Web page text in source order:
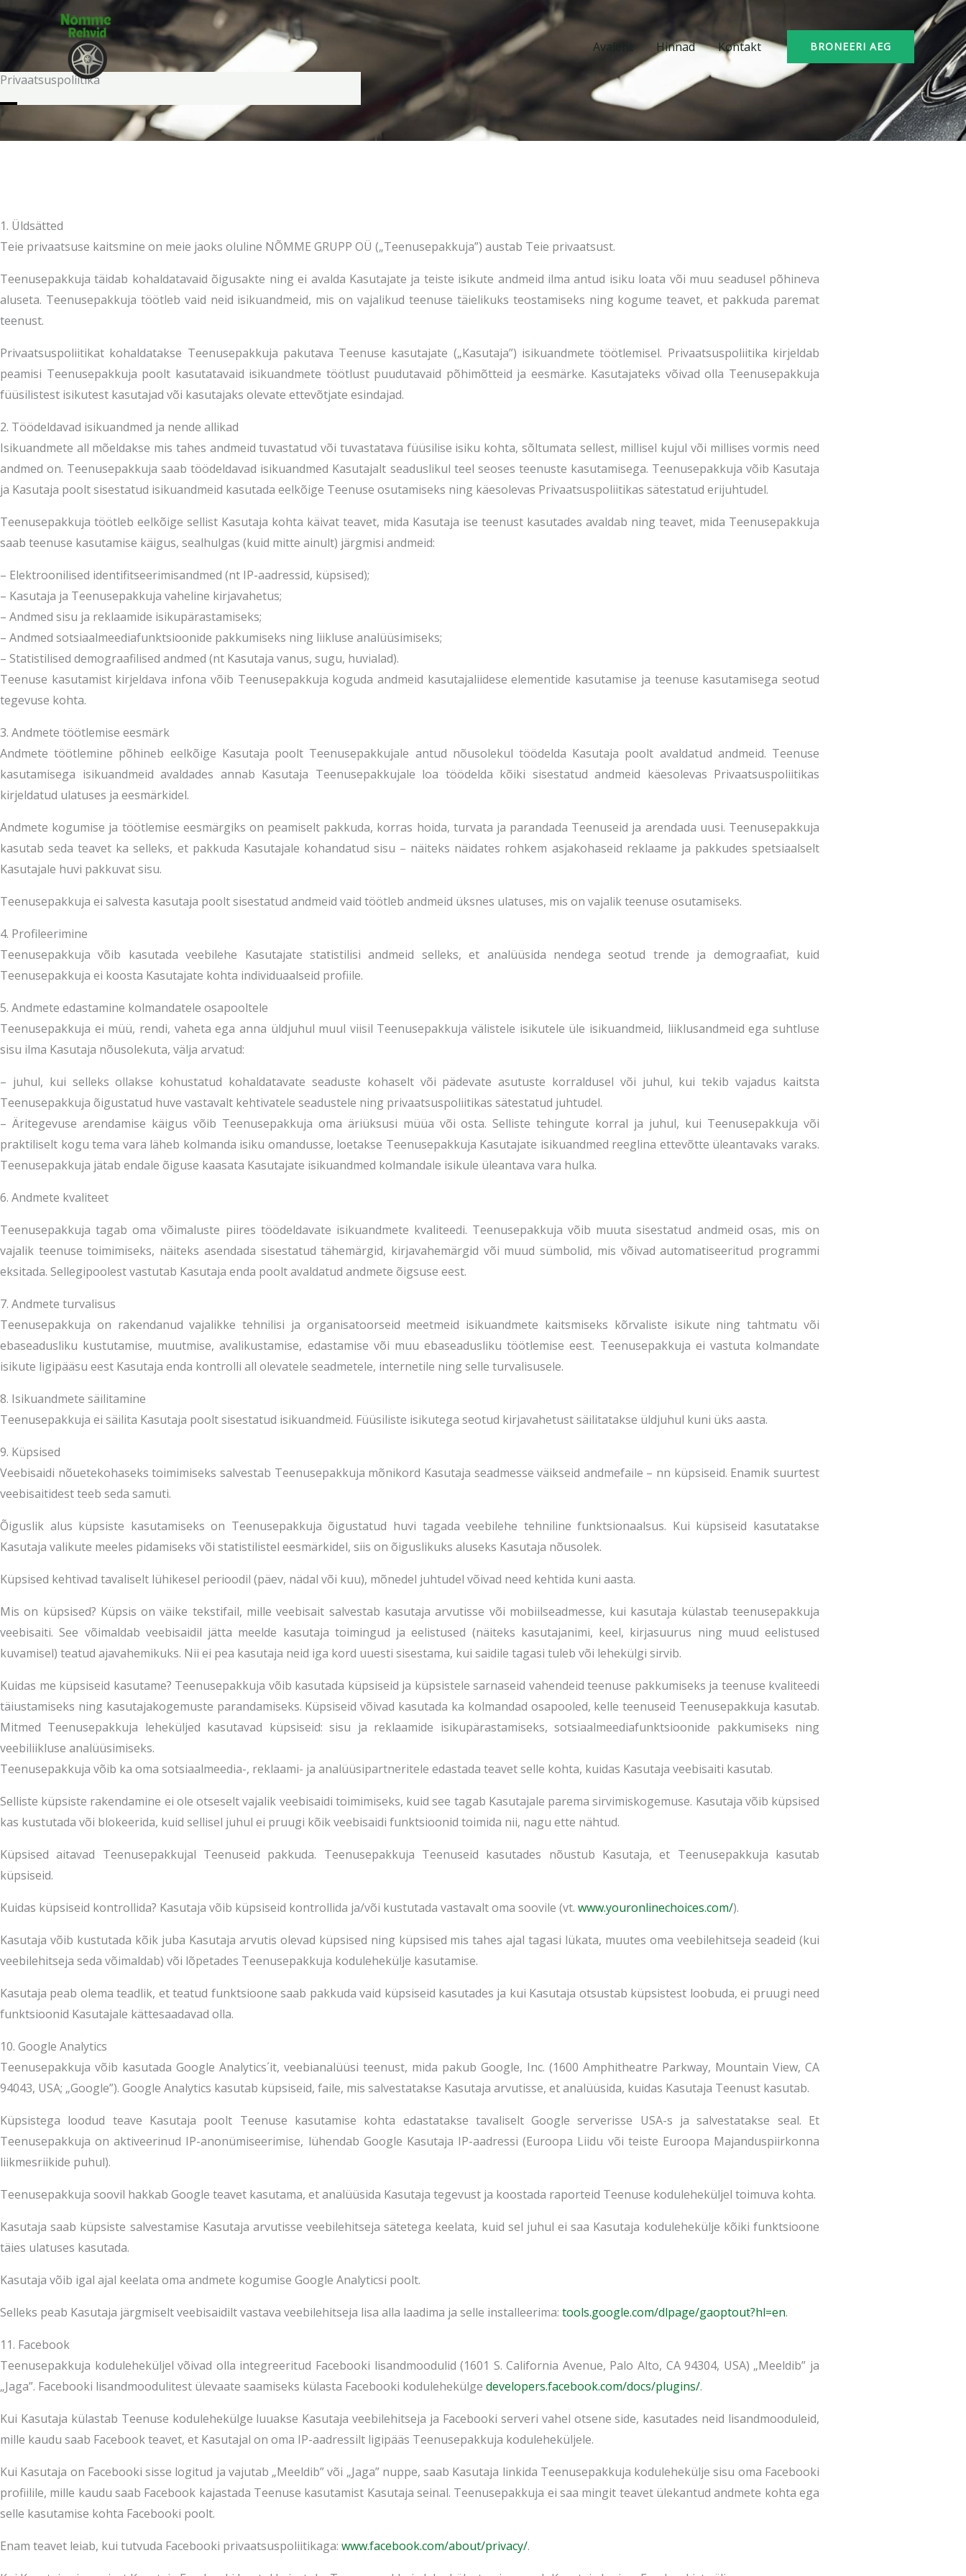
Skip
to
content
Avaleht Hinnad Kontakt BRONEERI AEG
Privaatsuspoliitika
1. Üldsätted
Teie privaatsuse kaitsmine on meie jaoks oluline NÕMME GRUPP OÜ („Teenusepakkuja”) austab Teie privaatsust.
Teenusepakkuja täidab kohaldatavaid õigusakte ning ei avalda Kasutajate ja teiste isikute andmeid ilma antud isiku loata või muu seadusel põhineva
aluseta. Teenusepakkuja töötleb vaid neid isikuandmeid, mis on vajalikud teenuse täielikuks teostamiseks ning kogume teavet, et pakkuda paremat
teenust.
Privaatsuspoliitikat kohaldatakse Teenusepakkuja pakutava Teenuse kasutajate („Kasutaja”) isikuandmete töötlemisel. Privaatsuspoliitika kirjeldab
peamisi Teenusepakkuja poolt kasutatavaid isikuandmete töötlust puudutavaid põhimõtteid ja eesmärke. Kasutajateks võivad olla Teenusepakkuja
füüsilistest isikutest kasutajad või kasutajaks olevate ettevõtjate esindajad.
2. Töödeldavad isikuandmed ja nende allikad
Isikuandmete all mõeldakse mis tahes andmeid tuvastatud või tuvastatava füüsilise isiku kohta, sõltumata sellest, millisel kujul või millises vormis need
andmed on. Teenusepakkuja saab töödeldavad isikuandmed Kasutajalt seaduslikul teel seoses teenuste kasutamisega. Teenusepakkuja võib Kasutaja
ja Kasutaja poolt sisestatud isikuandmeid kasutada eelkõige Teenuse osutamiseks ning käesolevas Privaatsuspoliitikas sätestatud erijuhtudel.
Teenusepakkuja töötleb eelkõige sellist Kasutaja kohta käivat teavet, mida Kasutaja ise teenust kasutades avaldab ning teavet, mida Teenusepakkuja
saab teenuse kasutamise käigus, sealhulgas (kuid mitte ainult) järgmisi andmeid:
– Elektroonilised identifitseerimisandmed (nt IP-aadressid, küpsised);
– Kasutaja ja Teenusepakkuja vaheline kirjavahetus;
– Andmed sisu ja reklaamide isikupärastamiseks;
– Andmed sotsiaalmeediafunktsioonide pakkumiseks ning liikluse analüüsimiseks;
– Statistilised demograafilised andmed (nt Kasutaja vanus, sugu, huvialad).
Teenuse kasutamist kirjeldava infona võib Teenusepakkuja koguda andmeid kasutajaliidese elementide kasutamise ja teenuse kasutamisega seotud
tegevuse kohta.
3. Andmete töötlemise eesmärk
Andmete töötlemine põhineb eelkõige Kasutaja poolt Teenusepakkujale antud nõusolekul töödelda Kasutaja poolt avaldatud andmeid. Teenuse
kasutamisega isikuandmeid avaldades annab Kasutaja Teenusepakkujale loa töödelda kõiki sisestatud andmeid käesolevas Privaatsuspoliitikas
kirjeldatud ulatuses ja eesmärkidel.
Andmete kogumise ja töötlemise eesmärgiks on peamiselt pakkuda, korras hoida, turvata ja parandada Teenuseid ja arendada uusi. Teenusepakkuja
kasutab seda teavet ka selleks, et pakkuda Kasutajale kohandatud sisu – näiteks näidates rohkem asjakohaseid reklaame ja pakkudes spetsiaalselt
Kasutajale huvi pakkuvat sisu.
Teenusepakkuja ei salvesta kasutaja poolt sisestatud andmeid vaid töötleb andmeid üksnes ulatuses, mis on vajalik teenuse osutamiseks.
4. Profileerimine
Teenusepakkuja võib kasutada veebilehe Kasutajate statistilisi andmeid selleks, et analüüsida nendega seotud trende ja demograafiat, kuid
Teenusepakkuja ei koosta Kasutajate kohta individuaalseid profiile.
5. Andmete edastamine kolmandatele osapooltele
Teenusepakkuja ei müü, rendi, vaheta ega anna üldjuhul muul viisil Teenusepakkuja välistele isikutele üle isikuandmeid, liiklusandmeid ega suhtluse
sisu ilma Kasutaja nõusolekuta, välja arvatud:
– juhul, kui selleks ollakse kohustatud kohaldatavate seaduste kohaselt või pädevate asutuste korraldusel või juhul, kui tekib vajadus kaitsta
Teenusepakkuja õigustatud huve vastavalt kehtivatele seadustele ning privaatsuspoliitikas sätestatud juhtudel.
– Äritegevuse arendamise käigus võib Teenusepakkuja oma äriüksusi müüa või osta. Selliste tehingute korral ja juhul, kui Teenusepakkuja või
praktiliselt kogu tema vara läheb kolmanda isiku omandusse, loetakse Teenusepakkuja Kasutajate isikuandmed reeglina ettevõtte üleantavaks varaks.
Teenusepakkuja jätab endale õiguse kaasata Kasutajate isikuandmed kolmandale isikule üleantava vara hulka.
6. Andmete kvaliteet
Teenusepakkuja tagab oma võimaluste piires töödeldavate isikuandmete kvaliteedi. Teenusepakkuja võib muuta sisestatud andmeid osas, mis on
vajalik teenuse toimimiseks, näiteks asendada sisestatud tähemärgid, kirjavahemärgid või muud sümbolid, mis võivad automatiseeritud programmi
eksitada. Sellegipoolest vastutab Kasutaja enda poolt avaldatud andmete õigsuse eest.
7. Andmete turvalisus
Teenusepakkuja on rakendanud vajalikke tehnilisi ja organisatoorseid meetmeid isikuandmete kaitsmiseks kõrvaliste isikute ning tahtmatu või
ebaseadusliku kustutamise, muutmise, avalikustamise, edastamise või muu ebaseadusliku töötlemise eest. Teenusepakkuja ei vastuta kolmandate
isikute ligipääsu eest Kasutaja enda kontrolli all olevatele seadmetele, internetile ning selle turvalisusele.
8. Isikuandmete säilitamine
Teenusepakkuja ei säilita Kasutaja poolt sisestatud isikuandmeid. Füüsiliste isikutega seotud kirjavahetust säilitatakse üldjuhul kuni üks aasta.
9. Küpsised
Veebisaidi nõuetekohaseks toimimiseks salvestab Teenusepakkuja mõnikord Kasutaja seadmesse väikseid andmefaile – nn küpsiseid. Enamik suurtest
veebisaitidest teeb seda samuti.
Õiguslik alus küpsiste kasutamiseks on Teenusepakkuja õigustatud huvi tagada veebilehe tehniline funktsionaalsus. Kui küpsiseid kasutatakse
Kasutaja valikute meeles pidamiseks või statistilistel eesmärkidel, siis on õiguslikuks aluseks Kasutaja nõusolek.
Küpsised kehtivad tavaliselt lühikesel perioodil (päev, nädal või kuu), mõnedel juhtudel võivad need kehtida kuni aasta.
Mis on küpsised? Küpsis on väike tekstifail, mille veebisait salvestab kasutaja arvutisse või mobiilseadmesse, kui kasutaja külastab teenusepakkuja
veebisaiti. See võimaldab veebisaidil jätta meelde kasutaja toimingud ja eelistused (näiteks kasutajanimi, keel, kirjasuurus ning muud eelistused
kuvamisel) teatud ajavahemikuks. Nii ei pea kasutaja neid iga kord uuesti sisestama, kui saidile tagasi tuleb või lehekülgi sirvib.
Kuidas me küpsiseid kasutame? Teenusepakkuja võib kasutada küpsiseid ja küpsistele sarnaseid vahendeid teenuse pakkumiseks ja teenuse kvaliteedi
täiustamiseks ning kasutajakogemuste parandamiseks. Küpsiseid võivad kasutada ka kolmandad osapooled, kelle teenuseid Teenusepakkuja kasutab.
Mitmed Teenusepakkuja leheküljed kasutavad küpsiseid: sisu ja reklaamide isikupärastamiseks, sotsiaalmeediafunktsioonide pakkumiseks ning
veebiliikluse analüüsimiseks.
Teenusepakkuja võib ka oma sotsiaalmeedia-, reklaami- ja analüüsipartneritele edastada teavet selle kohta, kuidas Kasutaja veebisaiti kasutab.
Selliste küpsiste rakendamine ei ole otseselt vajalik veebisaidi toimimiseks, kuid see tagab Kasutajale parema sirvimiskogemuse. Kasutaja võib küpsised
kas kustutada või blokeerida, kuid sellisel juhul ei pruugi kõik veebisaidi funktsioonid toimida nii, nagu ette nähtud.
Küpsised aitavad Teenusepakkujal Teenuseid pakkuda. Teenusepakkuja Teenuseid kasutades nõustub Kasutaja, et Teenusepakkuja kasutab
küpsiseid.
Kuidas küpsiseid kontrollida? Kasutaja võib küpsiseid kontrollida ja/või kustutada vastavalt oma soovile (vt. www.youronlinechoices.com/).
Kasutaja võib kustutada kõik juba Kasutaja arvutis olevad küpsised ning küpsised mis tahes ajal tagasi lükata, muutes oma veebilehitseja seadeid (kui
veebilehitseja seda võimaldab) või lõpetades Teenusepakkuja kodulehekülje kasutamise.
Kasutaja peab olema teadlik, et teatud funktsioone saab pakkuda vaid küpsiseid kasutades ja kui Kasutaja otsustab küpsistest loobuda, ei pruugi need
funktsioonid Kasutajale kättesaadavad olla.
10. Google Analytics
Teenusepakkuja võib kasutada Google Analytics´it, veebianalüüsi teenust, mida pakub Google, Inc. (1600 Amphitheatre Parkway, Mountain View, CA
94043, USA; „Google”). Google Analytics kasutab küpsiseid, faile, mis salvestatakse Kasutaja arvutisse, et analüüsida, kuidas Kasutaja Teenust kasutab.
Küpsistega loodud teave Kasutaja poolt Teenuse kasutamise kohta edastatakse tavaliselt Google serverisse USA-s ja salvestatakse seal. Et
Teenusepakkuja on aktiveerinud IP-anonümiseerimise, lühendab Google Kasutaja IP-aadressi (Euroopa Liidu või teiste Euroopa Majanduspiirkonna
liikmesriikide puhul).
Teenusepakkuja soovil hakkab Google teavet kasutama, et analüüsida Kasutaja tegevust ja koostada raporteid Teenuse koduleheküljel toimuva kohta.
Kasutaja saab küpsiste salvestamise Kasutaja arvutisse veebilehitseja sätetega keelata, kuid sel juhul ei saa Kasutaja kodulehekülje kõiki funktsioone
täies ulatuses kasutada.
Kasutaja võib igal ajal keelata oma andmete kogumise Google Analyticsi poolt.
Selleks peab Kasutaja järgmiselt veebisaidilt vastava veebilehitseja lisa alla laadima ja selle installeerima: tools.google.com/dlpage/gaoptout?hl=en.
11. Facebook
Teenusepakkuja koduleheküljel võivad olla integreeritud Facebooki lisandmoodulid (1601 S. California Avenue, Palo Alto, CA 94304, USA) „Meeldib” ja
„Jaga”. Facebooki lisandmoodulitest ülevaate saamiseks külasta Facebooki kodulehekülge developers.facebook.com/docs/plugins/.
Kui Kasutaja külastab Teenuse kodulehekülge luuakse Kasutaja veebilehitseja ja Facebooki serveri vahel otsene side, kasutades neid lisandmooduleid,
mille kaudu saab Facebook teavet, et Kasutajal on oma IP-aadressilt ligipääs Teenusepakkuja koduleheküljele.
Kui Kasutaja on Facebooki sisse logitud ja vajutab „Meeldib” või „Jaga” nuppe, saab Kasutaja linkida Teenusepakkuja kodulehekülje sisu oma Facebooki
profiilile, mille kaudu saab Facebook kajastada Teenuse kasutamist Kasutaja seinal. Teenusepakkuja ei saa mingit teavet ülekantud andmete kohta ega
selle kasutamise kohta Facebooki poolt.
Enam teavet leiab, kui tutvuda Facebooki privaatsuspoliitikaga: www.facebook.com/about/privacy/.